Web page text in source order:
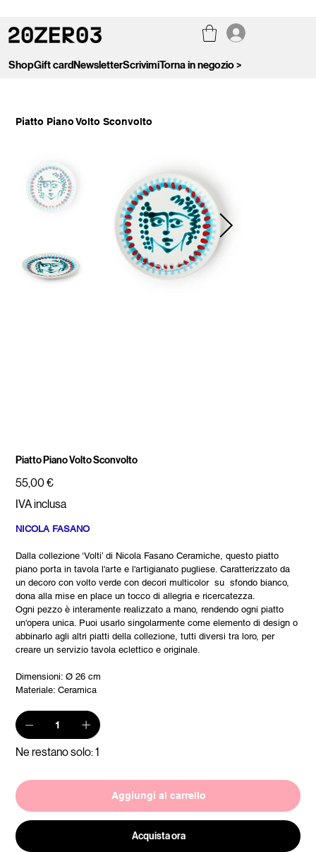
ShopGift cardNewsletterScrivimiTorna in negozio >
Piatto Piano Volto Sconvolto
Piatto Piano Volto Sconvolto
Prezzo
55,00 €
IVA inclusa
NICOLA FASANO
Dalla collezione ‘Volti’ di Nicola Fasano Ceramiche, questo piatto
piano porta in tavola l'arte e l'artigianato pugliese. Caratterizzato da
un decoro con volto verde con decori multicolor su sfondo bianco,
dona alla mise en place un tocco di allegria e ricercatezza.
Ogni pezzo è interamente realizzato a mano, rendendo ogni piatto
un'opera unica. Puoi usarlo singolarmente come elemento di design o
abbinarlo agli altri piatti della collezione, tutti diversi tra loro, per
creare un servizio tavola eclettico e originale.
Dimensioni: Ø 26 cm
Materiale: Ceramica
Ne restano solo: 1
Aggiungi al carrello
Acquista ora